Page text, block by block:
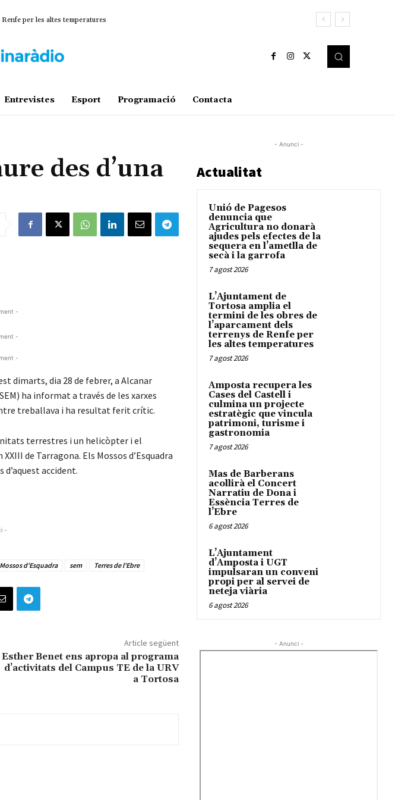
per les altes temperatures
Entrevistes Esport Programació Contacta
des d’una
-
-
-
dimarts, dia 28 de febrer, a Alcanar
ha informat a través de les xarxes
treballava i ha resultat ferit crític.
terrestres i un helicòpter i el
de Tarragona. Els Mossos d’Esquadra
accident.
-
Mossos d'Esquadra sem Terres de l'Ebre
Article següent
Esther Benet ens apropa al programa
d’activitats del Campus TE de la URV
a Tortosa
- Anunci -
Actualitat
Unió de Pagesos
denuncia que
Agricultura no donarà
ajudes pels efectes de la
sequera en l’ametlla de
secà i la garrofa
7 agost 2026
L’Ajuntament de
Tortosa amplia el
termini de les obres de
l’aparcament dels
terrenys de Renfe per
les altes temperatures
7 agost 2026
Amposta recupera les
Cases del Castell i
culmina un projecte
estratègic que vincula
patrimoni, turisme i
gastronomia
7 agost 2026
Mas de Barberans
acollirà el Concert
Narratiu de Dona i
Essència Terres de
l’Ebre
6 agost 2026
L’Ajuntament
d’Amposta i UGT
impulsaran un conveni
propi per al servei de
neteja viària
6 agost 2026
- Anunci -